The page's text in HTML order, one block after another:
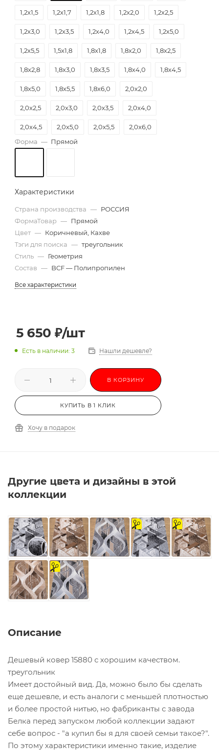
1,2х1,5 1,2х1,7 1,2х1,8 1,2х2,0 1,2х2,5
1,2х3,0 1,2х3,5 1,2х4,0 1,2х4,5 1,2х5,0
1,2х5,5 1,5х1,8 1,8х1,8 1,8х2,0 1,8х2,5
1,8х2,8 1,8х3,0 1,8х3,5 1,8х4,0 1,8х4,5
1,8х5,0 1,8х5,5 1,8х6,0 2,0х2,0
2,0х2,5 2,0х3,0 2,0х3,5 2,0х4,0
2,0х4,5 2,0х5,0 2,0х5,5 2,0х6,0
2,5х6,0
Форма — Прямой
Характеристики
Страна производства — РОССИЯ
ФормаТовар — Прямой
Цвет — Коричневый, Кахве
Тэги для поиска — треугольник
Стиль — Геометрия
Состав — BCF — Полипропилен
Все характеристики
5 650 ₽/шт
Есть в наличии: 3 Нашли дешевле?
В КОРЗИНУ
КУПИТЬ В 1 КЛИК
Хочу в подарок
Другие цвета и дизайны в этой
коллекции
на
отрез
на
отрез
на
отрез
Описание
Дешевый ковер 15880 с хорошим качеством.
треугольник
Имеет достойный вид. Да, можно было бы сделать
еще дешевле, и есть аналоги с меньшей плотностью
и более простой нитью, но фабриканты с завода
Белка перед запуском любой коллекции задают
себе вопрос - "а купил бы я для своей семьи такое?".
По этому характеристики именно такие, изделие